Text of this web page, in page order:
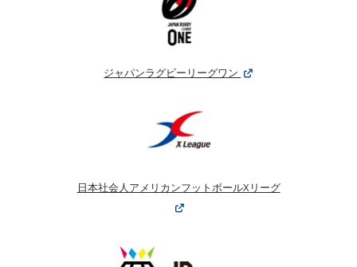
ジャパンラグビーリーグワン
日本社会人アメリカンフットボールXリーグ